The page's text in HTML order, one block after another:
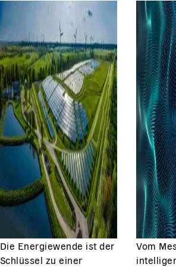
Die Energiewende ist der
Schlüssel zu einer
Vom